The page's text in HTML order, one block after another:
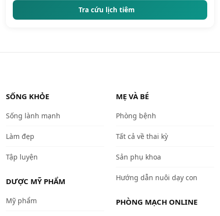
Tra cứu lịch tiêm
SỐNG KHỎE
Sống lành mạnh
Làm đẹp
Tập luyện
DƯỢC MỸ PHẨM
Mỹ phẩm
MẸ VÀ BÉ
Phòng bệnh
Tất cả về thai kỳ
Sản phụ khoa
Hướng dẫn nuôi dạy con
PHÒNG MẠCH ONLINE